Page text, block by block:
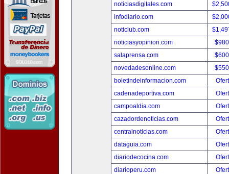
noticiasdigitales.com
infodiario.com
noticlub.com
noticiasyopinion.com
salaprensa.com
novedadesonline.com
boletindeinformacion.com
cadenadeportiva.com
campoaldia.com
cazadordenoticias.com
centralnoticias.com
dataguia.com
diariodecocina.com
diarioperu.com